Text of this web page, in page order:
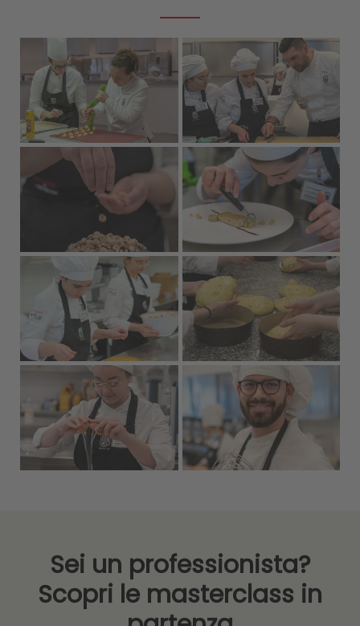
Sei un professionista?
Scopri le masterclass in